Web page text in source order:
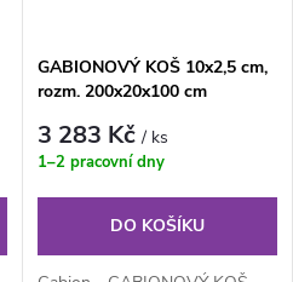
GABIONOVÝ KOŠ 10x2,5 cm,
rozm. 200x20x100 cm
3 283 Kč/ ks
1–2 pracovní dny
DO KOŠÍKU